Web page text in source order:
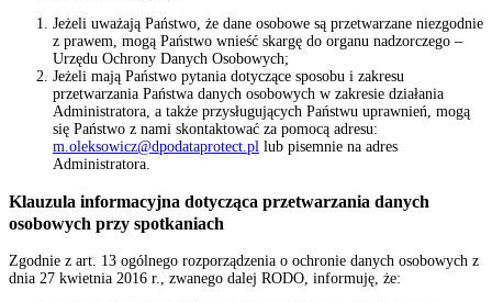
Jeżeli uważają Państwo, że dane osobowe są przetwarzane niezgodnie
z prawem, mogą Państwo wnieść skargę do organu nadzorczego –
Urzędu Ochrony Danych Osobowych;
Jeżeli mają Państwo pytania dotyczące sposobu i zakresu
przetwarzania Państwa danych osobowych w zakresie działania
Administratora, a także przysługujących Państwu uprawnień, mogą
się Państwo z nami skontaktować za pomocą adresu:
m.oleksowicz@dpodataprotect.pl lub pisemnie na adres
Administratora.
Klauzula informacyjna dotycząca przetwarzania danych
osobowych przy spotkaniach
Zgodnie z art. 13 ogólnego rozporządzenia o ochronie danych osobowych z
dnia 27 kwietnia 2016 r., zwanego dalej RODO, informuję, że: